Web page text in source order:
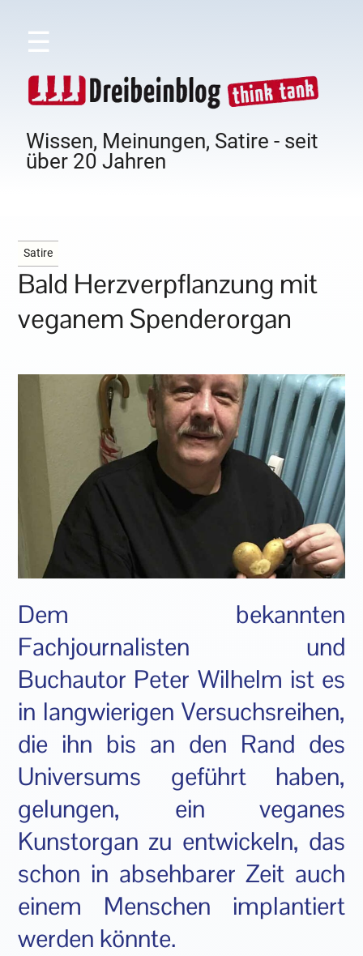
☰
Wissen, Meinungen, Satire - seit
über 20 Jahren
Satire
Bald Herzverpflanzung mit
veganem Spenderorgan
Dem bekannten
Fachjournalisten und
Buchautor Peter Wilhelm ist es
in langwierigen Versuchsreihen,
die ihn bis an den Rand des
Universums geführt haben,
gelungen, ein veganes
Kunstorgan zu entwickeln, das
schon in absehbarer Zeit auch
einem Menschen implantiert
werden könnte.